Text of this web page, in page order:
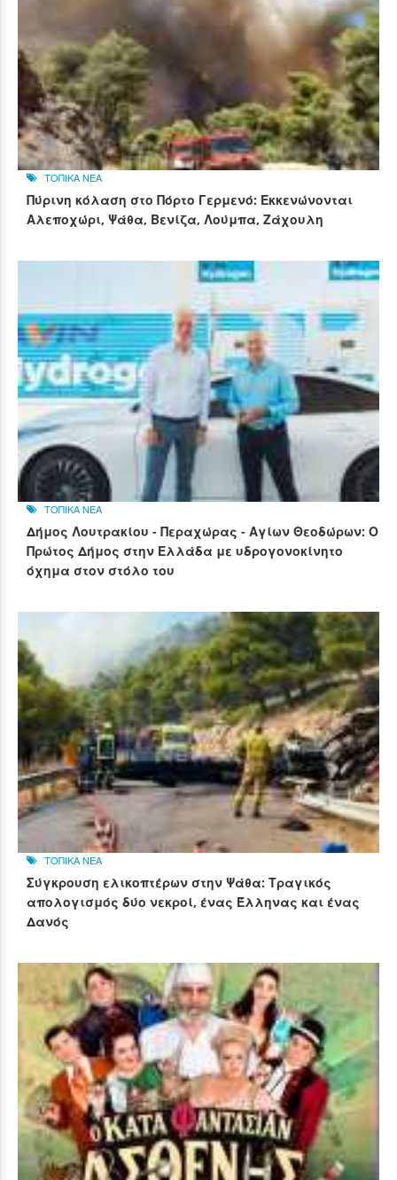
ΤΟΠΙΚΑ ΝΕΑ
Πύρινη κόλαση στο Πόρτο Γερμενό: Εκκενώνονται
Αλεποχώρι, Ψάθα, Βενίζα, Λούμπα, Ζάχουλη
ΤΟΠΙΚΑ ΝΕΑ
Δήμος Λουτρακίου - Περαχώρας - Αγίων Θεοδώρων: Ο
Πρώτος Δήμος στην Ελλάδα με υδρογονοκίνητο
όχημα στον στόλο του
ΤΟΠΙΚΑ ΝΕΑ
Σύγκρουση ελικοπτέρων στην Ψάθα: Τραγικός
απολογισμός δύο νεκροί, ένας Έλληνας και ένας
Δανός